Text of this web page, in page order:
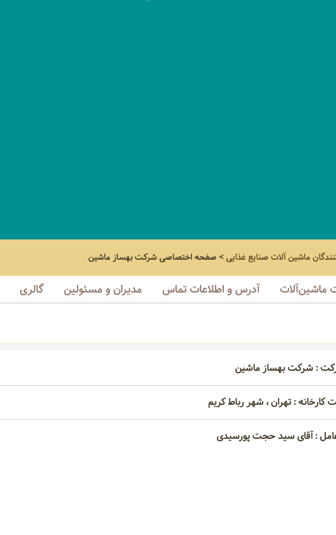
ماشین آلات صنایع غذایی> صفحه اختصاصیشرکت بهساز ماشین
ماشین‌آلات آدرس و اطلاعات تماس مدیران و مسئولین گالری
: شرکت بهساز ماشین
کارخانه : تهران ، شهر رباط کریم
: آقای سید حجت پورسیدی